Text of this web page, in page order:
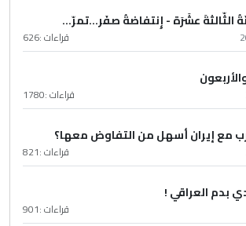
الثّالثةَ عشَرَة - إِنتفاضةُ صفَر…تمرّ...
قراءات :626
قراءات :1780
مع إيران أسهل من التفاوض معها؟
قراءات :821
بدم العراقي !
قراءات :901